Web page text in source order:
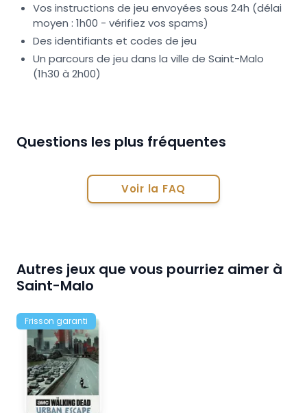
Vos instructions de jeu envoyées sous 24h (délai
moyen : 1h00 - vérifiez vos spams)
Des identifiants et codes de jeu
Un parcours de jeu dans la ville de Saint-Malo
(1h30 à 2h00)
Questions les plus fréquentes
Voir la FAQ
Autres jeux que vous pourriez aimer à
Saint-Malo
Frisson garanti